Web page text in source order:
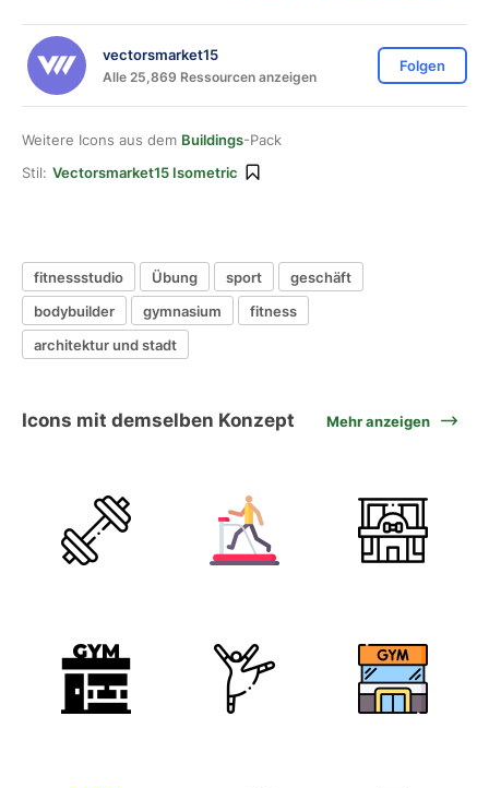
vectorsmarket15
Alle 25,869 Ressourcen anzeigen
Folgen
Weitere Icons aus dem Buildings-Pack
Stil: Vectorsmarket15 Isometric
fitnessstudio Übung sport
geschäft
bodybuilder
gymnasium
fitness
architektur und stadt
Icons mit demselben Konzept Mehr anzeigen